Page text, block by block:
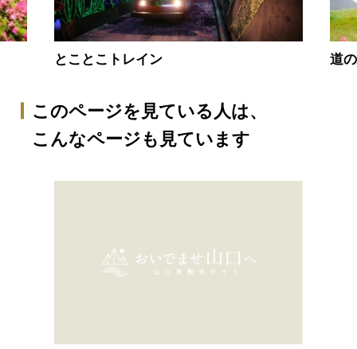
とことこトレイン 道
このページを見ている人は、
こんなページも見ています